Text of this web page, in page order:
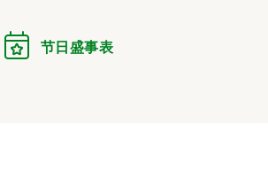
节日盛事表